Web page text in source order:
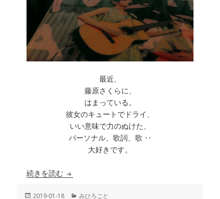
最近、
藤原さくらに、
はまっている。
彼女のキュートでドライ、
いい意味で力のぬけた、
パーソナル、歌詞、歌 ‥
大好きです。
続きを読む 誕生日の朝
投
2019-01-18 カ
みひろごと